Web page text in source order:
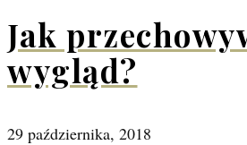
Jak
wygląd?
29 października, 2018